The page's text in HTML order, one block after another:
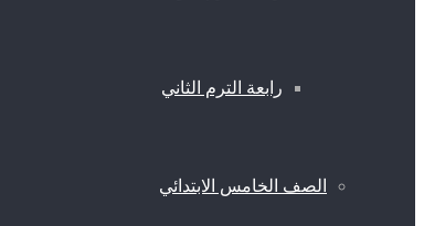
رابعة الترم الثاني
الصف الخامس الابتدائي